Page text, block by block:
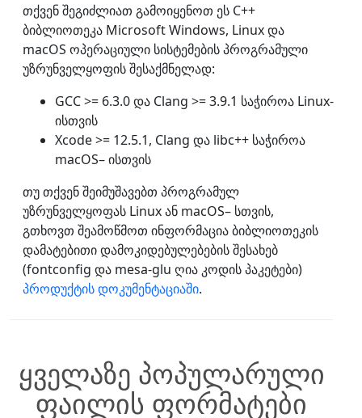
თქვენ შეგიძლიათ გამოიყენოთ ეს C++
ბიბლიოთეკა Microsoft Windows, Linux და
macOS ოპერაციული სისტემების პროგრამული
უზრუნველყოფის შესაქმნელად:
GCC >= 6.3.0 და Clang >= 3.9.1 საჭიროა Linux-
ისთვის
Xcode >= 12.5.1, Clang და libc++ საჭიროა
macOS– ისთვის
თუ თქვენ შეიმუშავებთ პროგრამულ
უზრუნველყოფას Linux ან macOS– სთვის,
გთხოვთ შეამოწმოთ ინფორმაცია ბიბლიოთეკის
დამატებითი დამოკიდებულებების შესახებ
(fontconfig და mesa-glu ღია კოდის პაკეტები)
პროდუქტის დოკუმენტაციაში.
ყველაზე პოპულარული
ფაილის ფორმატები